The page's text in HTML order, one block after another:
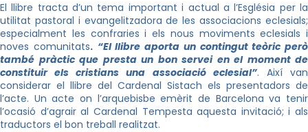
El llibre tracta d’un tema important i actual a l’Església per la
utilitat pastoral i evangelitzadora de les associacions eclesials;
especialment les confraries i els nous moviments eclesials i
noves comunitats. “El llibre aporta un contingut teòric però
també pràctic que presta un bon servei en el moment de
constituir els cristians una associació eclesial”. Així van
considerar el llibre del Cardenal Sistach els presentadors de
l’acte. Un acte on l’arquebisbe emèrit de Barcelona va tenir
l’ocasió d’agrair al Cardenal Tempesta aquesta invitació; i als
traductors el bon treball realitzat.